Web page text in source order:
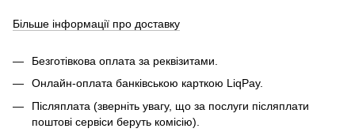
Більше інформації про доставку
Безготівкова оплата за реквізитами.
Онлайн-оплата банківською карткою LiqPay.
Післяплата (зверніть увагу, що за послуги післяплати
поштові сервіси беруть комісію).